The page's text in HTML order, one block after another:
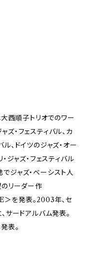
西順子トリオでのワー
ズ・フェスティバル、カ
、ドイツのジャズ・オー
ジャズ・フェスティバル
ジャズ・ベーシスト人
リーダー作
発表。2003年、セ
サードアルバム発表。
表。